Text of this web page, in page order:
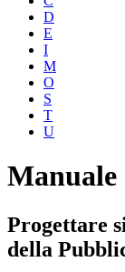
D
E
I
M
O
S
T
U
Manuale
Progettare
della